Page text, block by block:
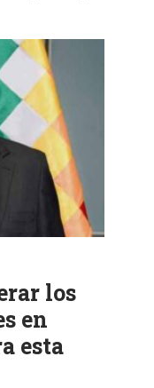
los
en
esta